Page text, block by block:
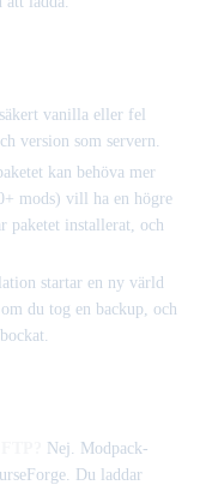
vanilla eller fel
version som servern.
kan behöva mer
mods) vill ha en högre
installerat, och
startar en ny värld
du tog en backup, och
Nej. Modpack-
Du laddar